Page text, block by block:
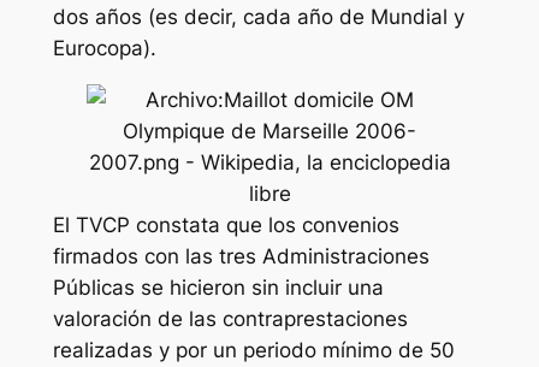
dos años (es decir, cada año de Mundial y
Eurocopa).
El TVCP constata que los convenios
firmados con las tres Administraciones
Públicas se hicieron sin incluir una
valoración de las contraprestaciones
realizadas y por un periodo mínimo de 50